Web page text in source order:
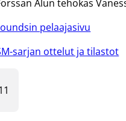
Alun tehokas
pelaajasivu
sarjan ottelut ja tilastot